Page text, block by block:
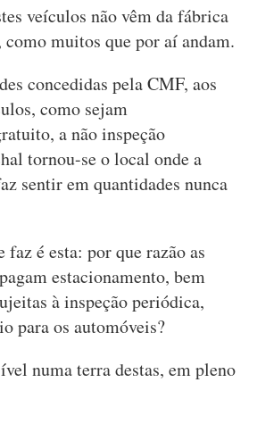
veículos não vêm da fábrica
muitos que por aí andam.
concedidas pela CMF, aos
como sejam
a não inspeção
tornou-se o local onde a
sentir em quantidades nunca
faz é esta: por que razão as
estacionamento, bem
à inspeção periódica,
para os automóveis?
numa terra destas, em pleno